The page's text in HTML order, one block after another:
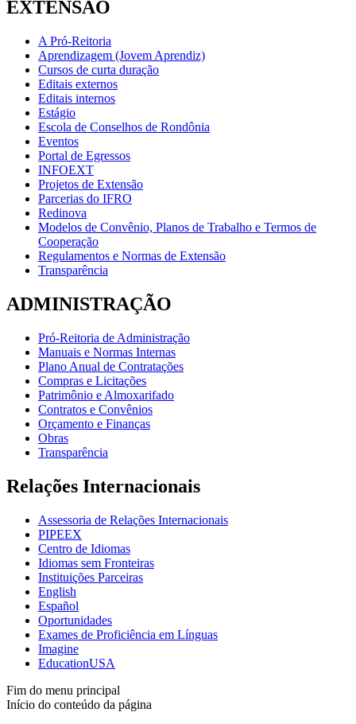
EXTENSÃO
A Pró-Reitoria
Aprendizagem (Jovem Aprendiz)
Cursos de curta duração
Editais externos
Editais internos
Estágio
Escola de Conselhos de Rondônia
Eventos
Portal de Egressos
INFOEXT
Projetos de Extensão
Parcerias do IFRO
Redinova
Modelos de Convênio, Planos de Trabalho e Termos de
Cooperação
Regulamentos e Normas de Extensão
Transparência
ADMINISTRAÇÃO
Pró-Reitoria de Administração
Manuais e Normas Internas
Plano Anual de Contratações
Compras e Licitações
Patrimônio e Almoxarifado
Contratos e Convênios
Orçamento e Finanças
Obras
Transparência
Relações Internacionais
Assessoria de Relações Internacionais
PIPEEX
Centro de Idiomas
Idiomas sem Fronteiras
Instituições Parceiras
English
Español
Oportunidades
Exames de Proficiência em Línguas
Imagine
EducationUSA
Fim do menu principal
Início do conteúdo da página